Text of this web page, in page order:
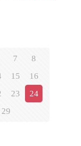
7
8
15
16
23
24
29